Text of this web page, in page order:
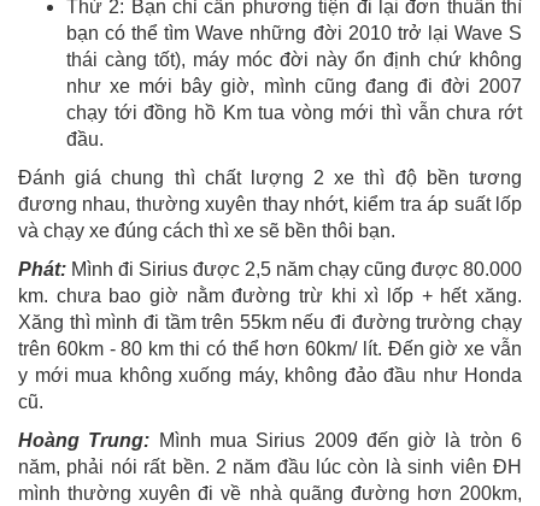
Thứ 2: Bạn chỉ cần phương tiện đi lại đơn thuần thì
bạn có thể tìm Wave những đời 2010 trở lại Wave S
thái càng tốt), máy móc đời này ổn định chứ không
như xe mới bây giờ, mình cũng đang đi đời 2007
chạy tới đồng hồ Km tua vòng mới thì vẫn chưa rớt
đầu.
Đánh giá chung thì chất lượng 2 xe thì độ bền tương
đương nhau, thường xuyên thay nhớt, kiểm tra áp suất lốp
và chạy xe đúng cách thì xe sẽ bền thôi bạn.
Phát: Mình đi Sirius được 2,5 năm chạy cũng được 80.000
km. chưa bao giờ nằm đường trừ khi xì lốp + hết xăng.
Xăng thì mình đi tầm trên 55km nếu đi đường trường chạy
trên 60km - 80 km thi có thể hơn 60km/ lít. Đến giờ xe vẫn
y mới mua không xuống máy, không đảo đầu như Honda
cũ.
Hoàng Trung: Mình mua Sirius 2009 đến giờ là tròn 6
năm, phải nói rất bền. 2 năm đầu lúc còn là sinh viên ĐH
mình thường xuyên đi về nhà quãng đường hơn 200km,